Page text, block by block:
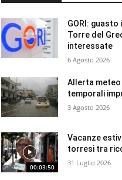
GORI: guasto
Torre del
interessate
6 Agosto 2026
Allerta meteo
temporali
3 Agosto 2026
00:03:50
Vacanze
torresi tra
31 Luglio 2026